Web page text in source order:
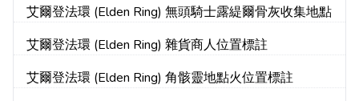
艾爾登法環 (Elden Ring) 無頭騎士露緹爾骨灰收集地點
艾爾登法環 (Elden Ring) 雜貨商人位置標註
艾爾登法環 (Elden Ring) 角骸靈地點火位置標註